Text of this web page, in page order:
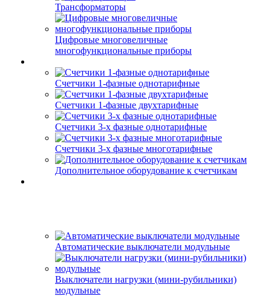
Трансформаторы
Цифровые многовеличные
многофункциональные приборы
Счетчики 1-фазные однотарифные
Счетчики 1-фазные двухтарифные
Счетчики 3-х фазные однотарифные
Счетчики 3-х фазные многотарифные
Дополнительное оборудование к счетчикам
Автоматические выключатели модульные
Выключатели нагрузки (мини-рубильники)
модульные